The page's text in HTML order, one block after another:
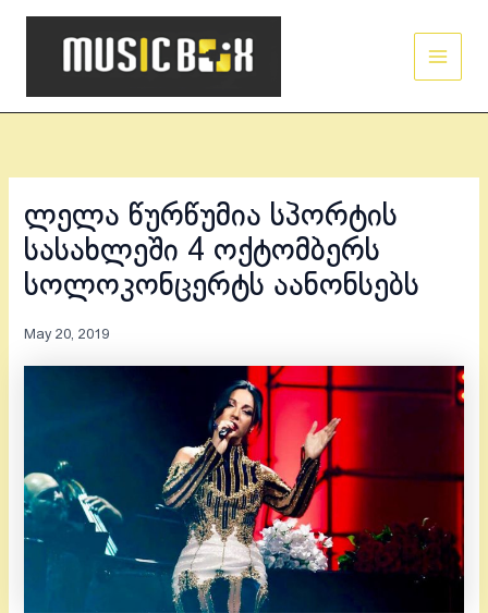
Skip
ლელა წურწუმია სპორტის
სასახლეში 4 ოქტომბერს
სოლოკონცერტს აანონსებს
May 20, 2019